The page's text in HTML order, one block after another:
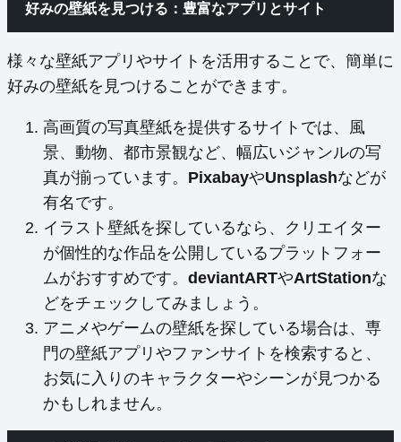
好みの壁紙を見つける：豊富なアプリとサイト
様々な壁紙アプリやサイトを活用することで、簡単に
好みの壁紙を見つけることができます。
高画質の写真壁紙を提供するサイトでは、風
景、動物、都市景観など、幅広いジャンルの写
真が揃っています。 PixabayやUnsplashなどが
有名です。
イラスト壁紙を探しているなら、クリエイター
が個性的な作品を公開しているプラットフォー
ムがおすすめです。 deviantARTやArtStationな
どをチェックしてみましょう。
アニメやゲームの壁紙を探している場合は、専
門の壁紙アプリやファンサイトを検索すると、
お気に入りのキャラクターやシーンが見つかる
かもしれません。